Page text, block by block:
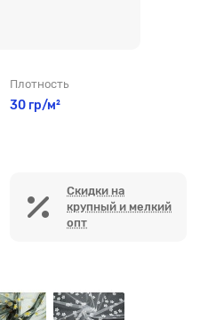
Плотность
30 гр/м²
Скидки на
крупный и мелкий
опт